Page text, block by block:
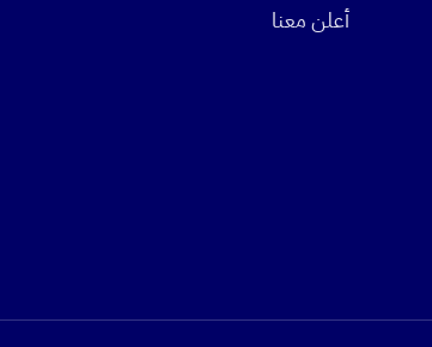
أعلن معنا